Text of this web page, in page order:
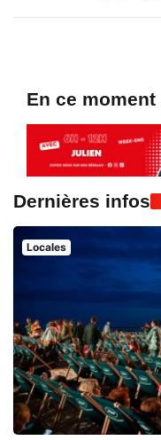
En ce moment
Dernières infos
Locales